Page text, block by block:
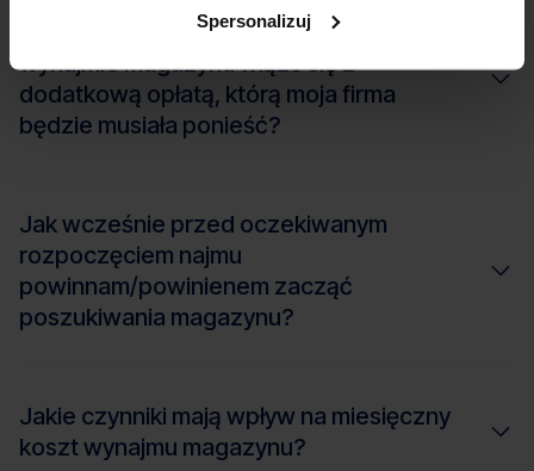
Spersonalizuj
Czy korzystanie z usług pośrednika przy
wynajmie magazynu wiąże się z
dodatkową opłatą, którą moja firma
będzie musiała ponieść?
Jak wcześnie przed oczekiwanym
rozpoczęciem najmu
powinnam/powinienem zacząć
poszukiwania magazynu?
Jakie czynniki mają wpływ na miesięczny
koszt wynajmu magazynu?